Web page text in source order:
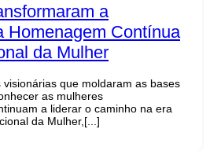
a
Homenagem Contínua
da Mulher
que moldaram as bases
as mulheres
a liderar o caminho na era
da Mulher,[...]